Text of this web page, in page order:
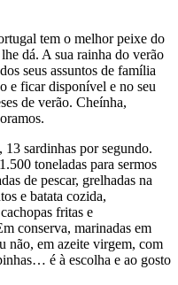
tem o melhor peixe do
dá. A sua rainha do verão
seus assuntos de família
e ficar disponível e no seu
de verão. Cheínha,
13 sardinhas por segundo.
toneladas para sermos
de pescar, grelhadas na
e batata cozida,
fritas e
conserva, marinadas em
não, em azeite virgem, com
é à escolha e ao gosto